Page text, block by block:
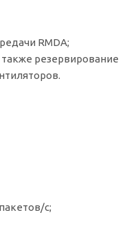
RMDA;
резервирование
с;